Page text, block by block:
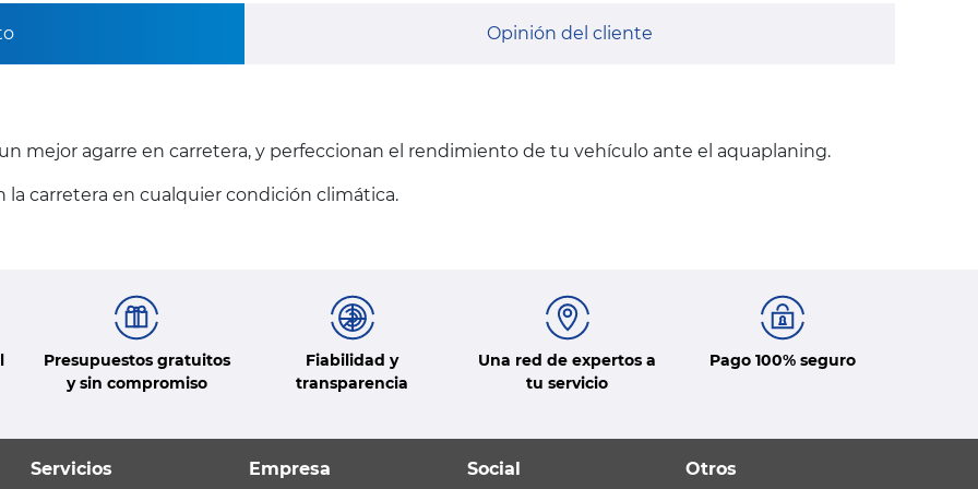
Opinión del cliente
mejor agarre en carretera, y perfeccionan el rendimiento de tu vehículo ante el aquaplaning.
carretera en cualquier condición climática.
Presupuestos gratuitos
y sin compromiso
Fiabilidad y
transparencia
Una red de expertos a
tu servicio
Pago 100% seguro
Servicios Empresa Social Otros